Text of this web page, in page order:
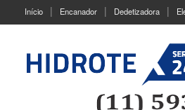
Início Encanador Dedetizadora